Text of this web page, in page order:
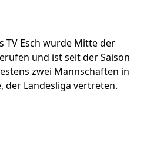
TV Esch wurde Mitte der
und ist seit der Saison
zwei Mannschaften in
der Landesliga vertreten.